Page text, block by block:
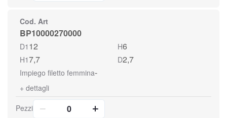
Cod. Art
BP10000270000
D1 12 H6
H17,7 D2,7
Impiego filetto femmina-
+ dettagli
Pezzi